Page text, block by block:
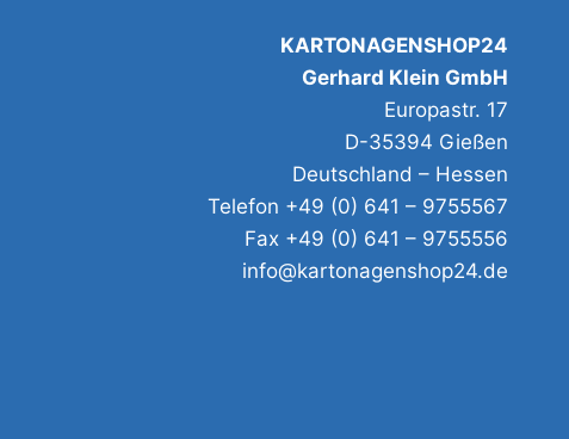
KARTONAGENSHOP24
Gerhard Klein GmbH
Europastr. 17
D-35394 Gießen
Deutschland – Hessen
Telefon +49 (0) 641 – 9755567
Fax +49 (0) 641 – 9755556
info@kartonagenshop24.de